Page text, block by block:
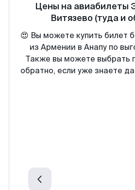
Цены на авиабилеты
Витязево (туда и
😍 Вы можете купить билет
из Армении в Анапу по
Также вы можете выбрать
обратно, если уже знаете